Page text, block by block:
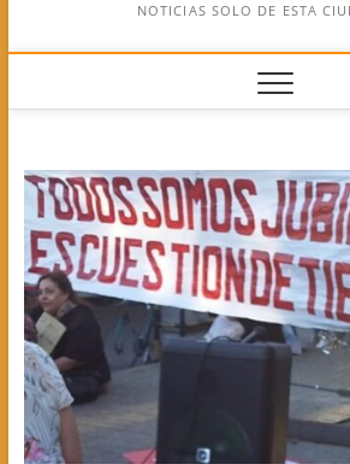
NOTICIAS SOLO DE ESTA